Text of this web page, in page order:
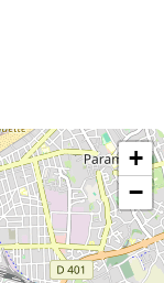
+
−